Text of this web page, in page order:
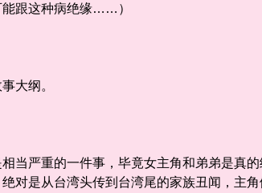
跟这种病绝缘……）
大纲。
严重的一件事，毕竟女主角和弟弟是真的
对是从台湾头传到台湾尾的家族丑闻，主